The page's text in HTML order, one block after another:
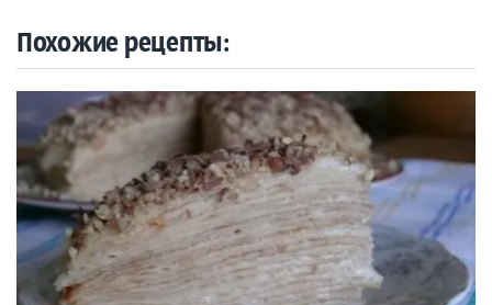
Похожие рецепты: